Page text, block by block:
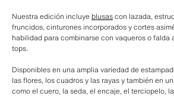
Nuestra edición incluye blusascon lazada,
fruncidos, cinturones incorporados y cortes
habilidad para combinarse con vaqueros o falda
tops.
Disponibles en una amplia variedad de
las flores, los cuadros y las rayas y también en
como el cuero, la seda, el encaje, el terciopelo,